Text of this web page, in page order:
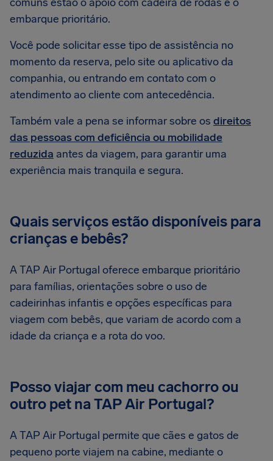
embarque prioritário.
Você pode solicitar esse tipo de assistência no
momento da reserva, pelo site ou aplicativo da
companhia, ou entrando em contato com o
atendimento ao cliente com antecedência.
Também vale a pena se informar sobre os direitos
das pessoas com deficiência ou mobilidade
reduzida antes da viagem, para garantir uma
experiência mais tranquila e segura.
Quais serviços estão disponíveis para
crianças e bebês?
A TAP Air Portugal oferece embarque prioritário
para famílias, orientações sobre o uso de
cadeirinhas infantis e opções específicas para
viagem com bebês, que variam de acordo com a
idade da criança e a rota do voo.
Posso viajar com meu cachorro ou
outro pet na TAP Air Portugal?
A TAP Air Portugal permite que cães e gatos de
pequeno porte viajem na cabine, mediante o